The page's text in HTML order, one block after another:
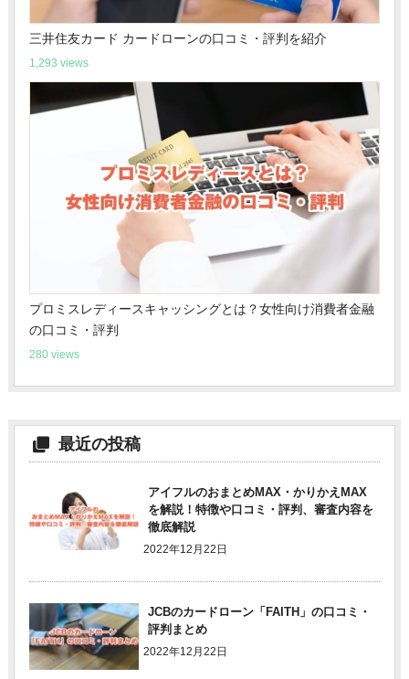
三井住友カード カードローンの口コミ・評判を紹介
1,293 views
プロミスレディースキャッシングとは？女性向け消費者金融
の口コミ・評判
280 views
最近の投稿
アイフルのおまとめMAX・かりかえMAX
を解説！特徴や口コミ・評判、審査内容を
徹底解説
2022年12月22日
JCBのカードローン「FAITH」の口コミ・
評判まとめ
2022年12月22日